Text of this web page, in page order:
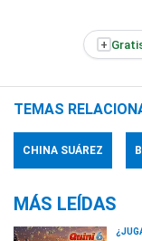
+
TEMAS
CHINA SUÁREZ
MÁS LEÍDAS